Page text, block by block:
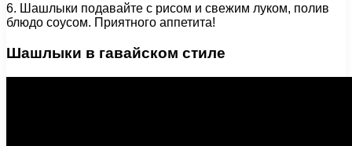
6. Шашлыки подавайте с рисом и свежим луком, полив
блюдо соусом. Приятного аппетита!
Шашлыки в гавайском стиле